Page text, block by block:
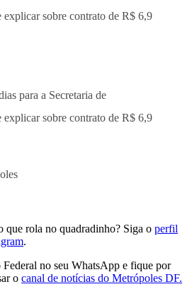
para a Secretaria de
sobre contrato de R$ 6,9
que rola no quadradinho? Siga o perfil
.
no seu WhatsApp e fique por
o canal de notícias do Metrópoles DF.